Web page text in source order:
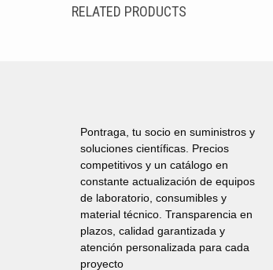
RELATED PRODUCTS
Pontraga, tu socio en suministros y
soluciones científicas. Precios
competitivos y un catálogo en
constante actualización de equipos
de laboratorio, consumibles y
material técnico. Transparencia en
plazos, calidad garantizada y
atención personalizada para cada
proyecto